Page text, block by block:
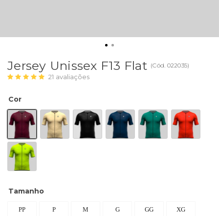
Jersey Unissex F13 Flat (Cód. 022035)
21 avaliações
Cor
Tamanho
PP P M G GG XG